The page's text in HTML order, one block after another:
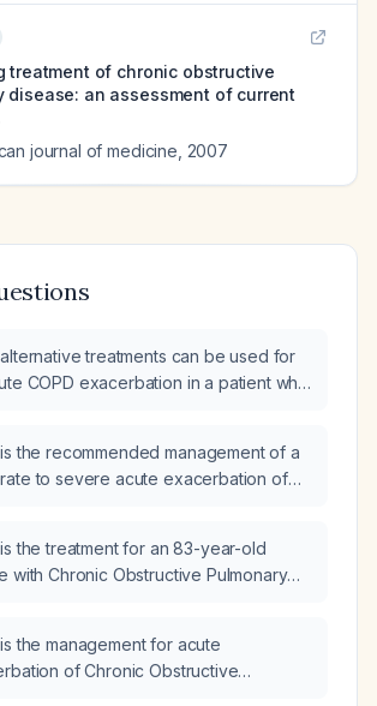
treatment of chronic obstructive
disease: an assessment of current
journal of medicine 2007
treatments can be used for
COPD exacerbation in a patient who
the recommended management of a
to severe acute exacerbation of
the treatment for an 83-year-old
with Chronic Obstructive Pulmonary
and an Upper Respiratory Infection
who cannot take azithromycin
the management for acute
of Chronic Obstructive